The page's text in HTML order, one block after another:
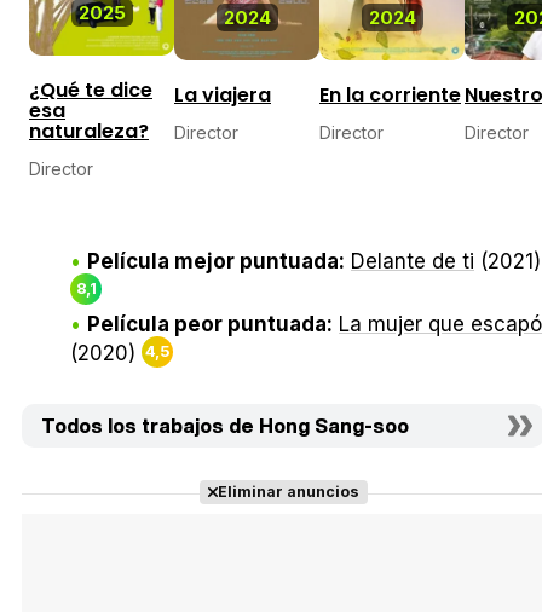
2025
¿Qué te dice
esa
naturaleza?
Director
2024
La viajera
Director
2024
En la corriente
Director Director
Película mejor puntuada: Delante de ti (2021)
8,1
Película peor puntuada: La mujer que escapó
(2020) 4,5
Todos los trabajos de Hong Sang-soo
Eliminar anuncios